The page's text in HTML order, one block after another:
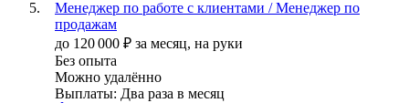
Менеджер по работе с клиентами / Менеджер по
продажам
до 120 000 ₽ за месяц, на руки
Без опыта
Можно удалённо
Выплаты: Два раза в месяц